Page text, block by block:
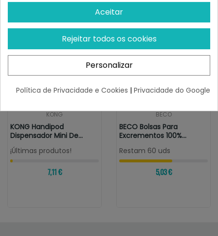
KONG
KONG Handipod
Dispensador Mini De
Bolsas Con Gel...
¡Últimas produtos!
7,11 €
BECO
BECO Bolsas Para
Excrementos 100%
Restam 60 uds
5,03 €
Aceitar
Rejeitar todos os cookies
Personalizar
Política de Privacidade e Cookies | Privacidade do Google